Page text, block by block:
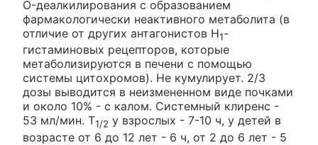
O-деалкилирования с образованием
фармакологически неактивного метаболита (в
отличие от других антагонистов Н1-
гистаминовых рецепторов, которые
метаболизируются в печени с помощью
системы цитохромов). Не кумулирует. 2/3
дозы выводится в неизмененном виде почками
и около 10% - с калом. Системный клиренс -
53 мл/мин. T1/2 у взрослых - 7-10 ч, у детей в
возрасте от 6 до 12 лет - 6 ч, от 2 до 6 лет - 5